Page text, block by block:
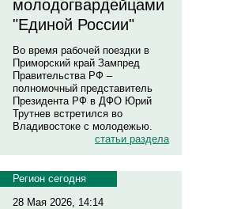
молодогвардейцами
"Единой России"
Во время рабочей поездки в
Приморский край Зампред
Правительства РФ –
полномочный представитель
Президента РФ в ДФО Юрий
Трутнев встретился во
Владивостоке с молодежью.
статьи раздела
Регион сегодня
28 Мая 2026, 14:14